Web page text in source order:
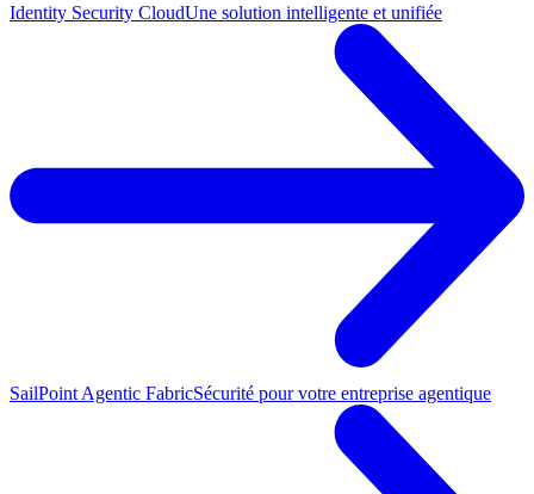
Identity Security CloudUne solution intelligente et unifiée
SailPoint Agentic FabricSécurité pour votre entreprise agentique